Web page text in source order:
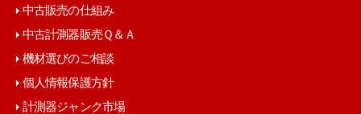
中古販売の仕組み
中古計測器販売Ｑ＆Ａ
機材選びのご相談
個人情報保護方針
計測器ジャンク市場